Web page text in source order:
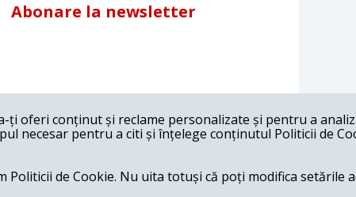
Abonare la newsletter
oferi conținut și reclame personalizate și pentru a
necesar pentru a citi și înțelege conținutul Politicii de
de Cookie. Nu uita totuși că poți modifica setările